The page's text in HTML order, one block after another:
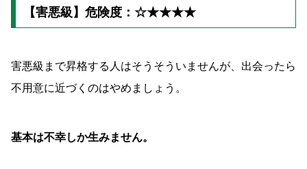
【害悪級】危険度：☆★★★★
害悪級まで昇格する人はそうそういませんが、出会ったら
不用意に近づくのはやめましょう。
基本は不幸しか生みません。